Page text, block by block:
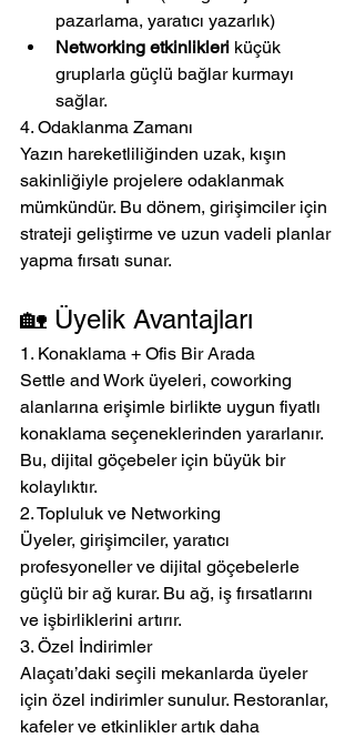
pazarlama, yaratıcı yazarlık)
Networking etkinlikleri küçük
gruplarla güçlü bağlar kurmayı
sağlar.
4. Odaklanma Zamanı
Yazın hareketliliğinden uzak, kışın
sakinliğiyle projelere odaklanmak
mümkündür. Bu dönem, girişimciler için
strateji geliştirme ve uzun vadeli planlar
yapma fırsatı sunar.
🏡 Üyelik Avantajları
1. Konaklama + Ofis Bir Arada
Settle and Work üyeleri, coworking
alanlarına erişimle birlikte uygun fiyatlı
konaklama seçeneklerinden yararlanır.
Bu, dijital göçebeler için büyük bir
kolaylıktır.
2. Topluluk ve Networking
Üyeler, girişimciler, yaratıcı
profesyoneller ve dijital göçebelerle
güçlü bir ağ kurar. Bu ağ, iş fırsatlarını
ve işbirliklerini artırır.
3. Özel İndirimler
Alaçatı’daki seçili mekanlarda üyeler
için özel indirimler sunulur. Restoranlar,
kafeler ve etkinlikler artık daha